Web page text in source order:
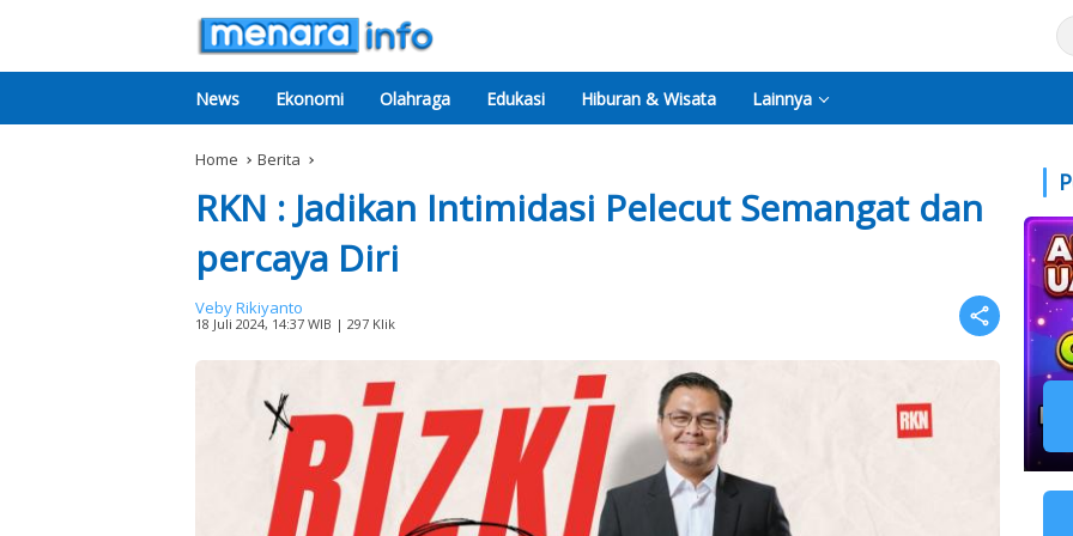
News Ekonomi Olahraga Edukasi Hiburan & Wisata Lainnya
Home Berita
RKN : Jadikan Intimidasi Pelecut Semangat dan
percaya Diri
Veby Rikiyanto
18 Juli 2024, 14:37 WIB | 297 Klik